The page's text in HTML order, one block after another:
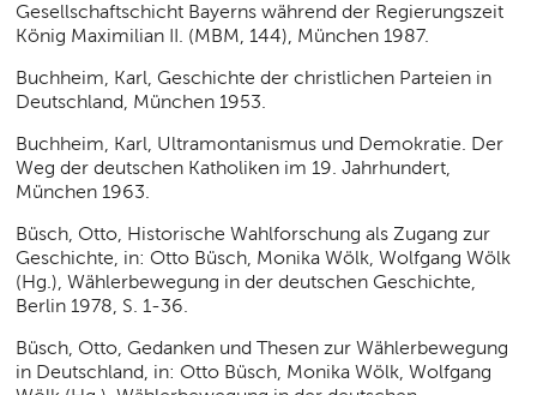
Gesellschaftschicht Bayerns während der Regierungszeit
König Maximilian II. (MBM, 144), München 1987.
Buchheim, Karl, Geschichte der christlichen Parteien in
Deutschland, München 1953.
Buchheim, Karl, Ultramontanismus und Demokratie. Der
Weg der deutschen Katholiken im 19. Jahrhundert,
München 1963.
Büsch, Otto, Historische Wahlforschung als Zugang zur
Geschichte, in: Otto Büsch, Monika Wölk, Wolfgang Wölk
(Hg.), Wählerbewegung in der deutschen Geschichte,
Berlin 1978, S. 1-36.
Büsch, Otto, Gedanken und Thesen zur Wählerbewegung
in Deutschland, in: Otto Büsch, Monika Wölk, Wolfgang